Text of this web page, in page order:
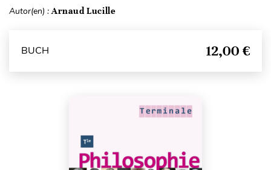
Autor(en) :Arnaud Lucille
BUCH 12,00 €